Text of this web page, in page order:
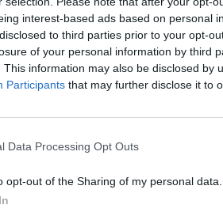
interest-based ads based on personal
to third parties prior to your opt-
of your personal information by third
This information may also be disclosed by
Participants that may further disclose it to
Data Processing Opt Outs
opt-out of the Sharing of my personal data.
za očuvanje dobrog imuniteta i
se radi o hroničnom osećaju